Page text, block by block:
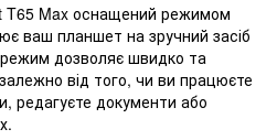
T65 Max оснащений режимом
ваш планшет на зручний засіб
дозволяє швидко та
від того, чи ви працюєте
редагуєте документи або